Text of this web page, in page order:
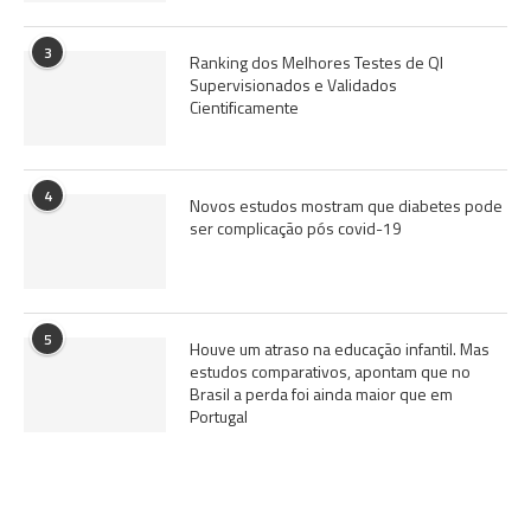
3
Ranking dos Melhores Testes de QI
Supervisionados e Validados
Cientificamente
4
Novos estudos mostram que diabetes pode
ser complicação pós covid-19
5
Houve um atraso na educação infantil. Mas
estudos comparativos, apontam que no
Brasil a perda foi ainda maior que em
Portugal